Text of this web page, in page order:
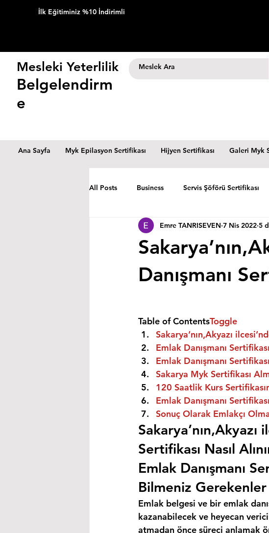
İlk Eğitiminiz %10 İndirimli
Mesleki Yeterlilik
Belgelendirm
e
Ana Sayfa Myk Epilasyon Sertifikası Hijyen Sertifikası Galeri Myk
All Posts Business Servis Şöförü Sertifikası
Danışmanı
Emre TANRISEVEN 7 Nis 2022 5
Table of ContentsToggle
Sakarya’nın,Akyazı
Emlak Danışmanı
Emlak Danışmanı
Sakarya Myk Sertifikası
120 Saatlik Kurs
Emlak Danışmanı
Sonuç Olarak Emlakçı
Sakarya’nın,Akyazı
Sertifikası Nasıl
Emlak Danışmanı
Bilmeniz Gerekenler
Emlak belgesi ve bir emlak
kazanabilecek ve heyecan
atmadan önce süreci anlamak